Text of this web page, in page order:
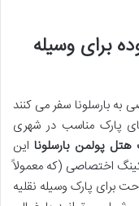
برای وسیله
به بارسلونا سفر می کنند
پارک مناسب در شهری
هتل پولمن بارسلونااین
اختصاصی (که معمولاً
برای پارک وسیله نقلیه